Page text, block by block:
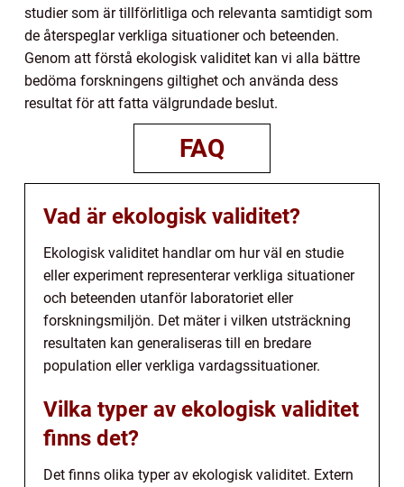
studier som är tillförlitliga och relevanta samtidigt som
de återspeglar verkliga situationer och beteenden.
Genom att förstå ekologisk validitet kan vi alla bättre
bedöma forskningens giltighet och använda dess
resultat för att fatta välgrundade beslut.
FAQ
Vad är ekologisk validitet?
Ekologisk validitet handlar om hur väl en studie
eller experiment representerar verkliga situationer
och beteenden utanför laboratoriet eller
forskningsmiljön. Det mäter i vilken utsträckning
resultaten kan generaliseras till en bredare
population eller verkliga vardagssituationer.
Vilka typer av ekologisk validitet
finns det?
Det finns olika typer av ekologisk validitet. Extern